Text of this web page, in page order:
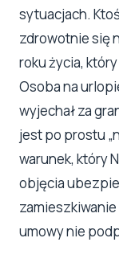
sytuacjach.
zdrowotnie się
roku życia,
Osoba na
wyjechał za
jest po prostu
warunek, który
objęcia
umowy nie